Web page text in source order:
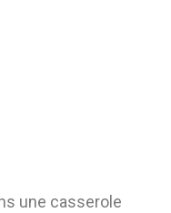
une casserole